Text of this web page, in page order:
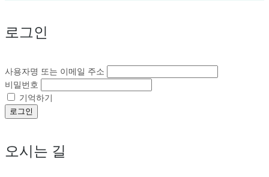
로그인
사용자명 또는 이메일 주소
비밀번호
기억하기
로그인
오시는 길